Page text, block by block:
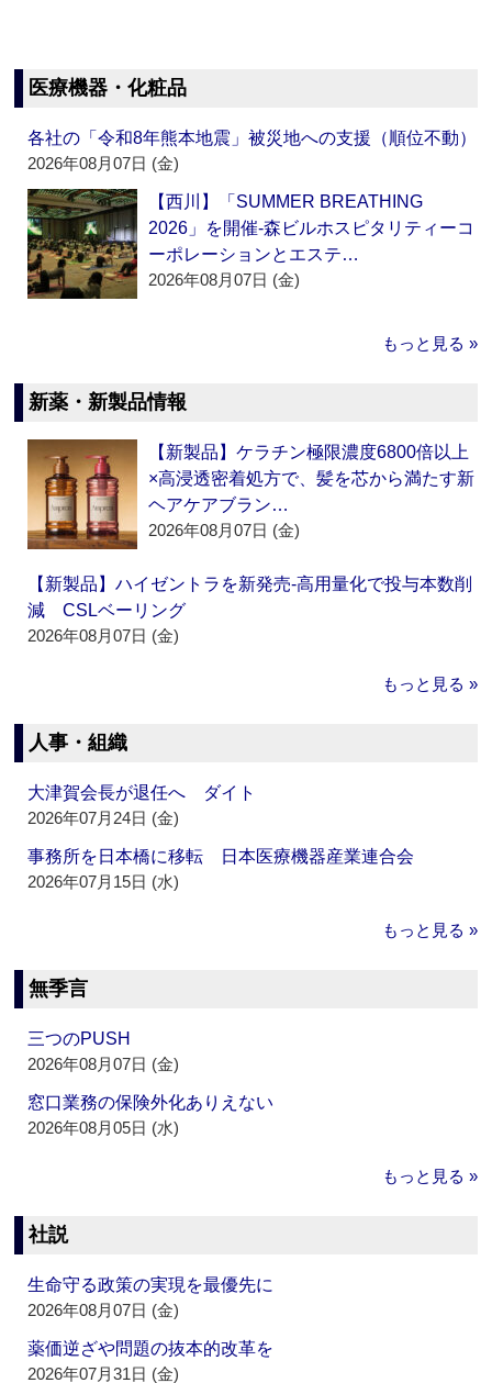
医療機器・化粧品
各社の「令和8年熊本地震」被災地への支援（順位不動）
2026年08月07日 (金)
【西川】「SUMMER BREATHING
2026」を開催‐森ビルホスピタリティーコ
ーポレーションとエステ…
2026年08月07日 (金)
もっと見る »
新薬・新製品情報
【新製品】ケラチン極限濃度6800倍以上
×高浸透密着処方で、髪を芯から満たす新
ヘアケアブラン…
2026年08月07日 (金)
【新製品】ハイゼントラを新発売‐高用量化で投与本数削
減 CSLベーリング
2026年08月07日 (金)
もっと見る »
人事・組織
大津賀会長が退任へ ダイト
2026年07月24日 (金)
事務所を日本橋に移転 日本医療機器産業連合会
2026年07月15日 (水)
もっと見る »
無季言
三つのPUSH
2026年08月07日 (金)
窓口業務の保険外化ありえない
2026年08月05日 (水)
もっと見る »
社説
生命守る政策の実現を最優先に
2026年08月07日 (金)
薬価逆ざや問題の抜本的改革を
2026年07月31日 (金)